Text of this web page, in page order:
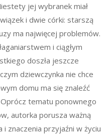
jej wybranek miał
i dwie córki: starszą
ma najwięcej problemów.
i ciągłym
doszła jeszcze
dziewczynka nie chce
domu ma się znaleźć
tematu ponownego
autorka porusza ważną
znaczenia przyjaźni w życiu